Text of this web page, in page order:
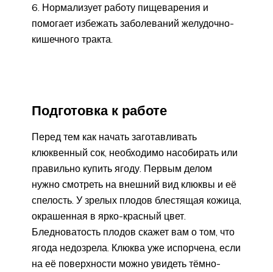
Нормализует работу пищеварения и
помогает избежать заболеваний желудочно-
кишечного тракта.
Подготовка к работе
Перед тем как начать заготавливать
клюквенный сок, необходимо насобирать или
правильно купить ягоду. Первым делом
нужно смотреть на внешний вид клюквы и её
спелость. У зрелых плодов блестящая кожица,
окрашенная в ярко-красный цвет.
Бледноватость плодов скажет вам о том, что
ягода недозрела. Клюква уже испорчена, если
на её поверхности можно увидеть тёмно-